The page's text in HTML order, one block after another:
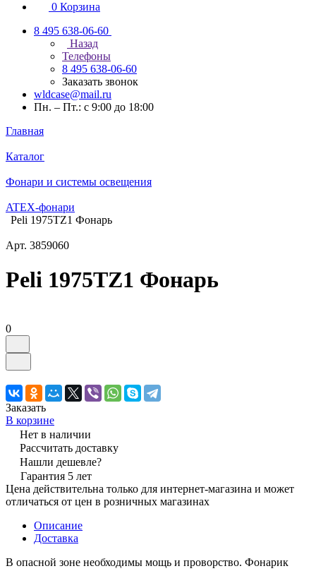
0 Корзина
8 495 638-06-60
Назад
Телефоны
8 495 638-06-60
Заказать звонок
wldcase@mail.ru
Пн. – Пт.: с 9:00 до 18:00
Главная
Каталог
Фонари и системы освещения
ATEX-фонари
Peli 1975TZ1 Фонарь
Арт. 3859060
Peli 1975TZ1 Фонарь
0
Заказать
В корзине
Нет в наличии
Рассчитать доставку
Нашли дешевле?
Гарантия 5 лет
Цена действительна только для интернет-магазина и может
отличаться от цен в розничных магазинах
Описание
Доставка
В опасной зоне необходимы мощь и проворство. Фонарик